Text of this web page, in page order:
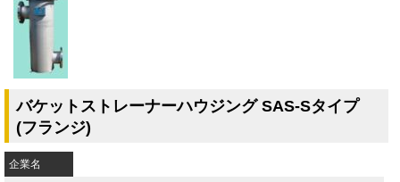
バケットストレーナーハウジング SAS-Sタイプ
(フランジ)
企業名